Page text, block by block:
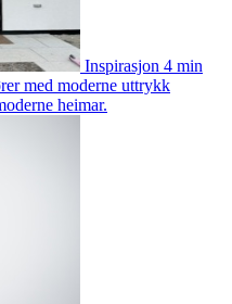
Inspirasjon 4 min
med moderne uttrykk
heimar.